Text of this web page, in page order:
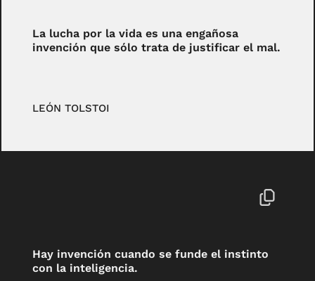
La lucha por la vida es una engañosa
invención que sólo trata de justificar el mal.
LEÓN TOLSTOI
Hay invención cuando se funde el instinto
con la inteligencia.